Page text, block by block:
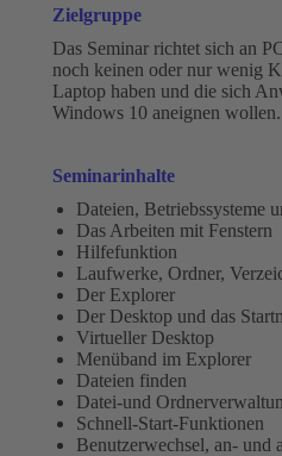
Zielgruppe
Das Seminar richtet sich an
noch keinen oder nur wenig
Laptop haben und die sich
Windows 10 aneignen wollen.
Seminarinhalte
Dateien, Betriebssysteme
Das Arbeiten mit Fenstern
Hilfefunktion
Laufwerke, Ordner,
Der Explorer
Der Desktop und das
Virtueller Desktop
Menüband im Explorer
Dateien finden
Datei-und
Schnell-Start-Funktionen
Benutzerwechsel, an- und